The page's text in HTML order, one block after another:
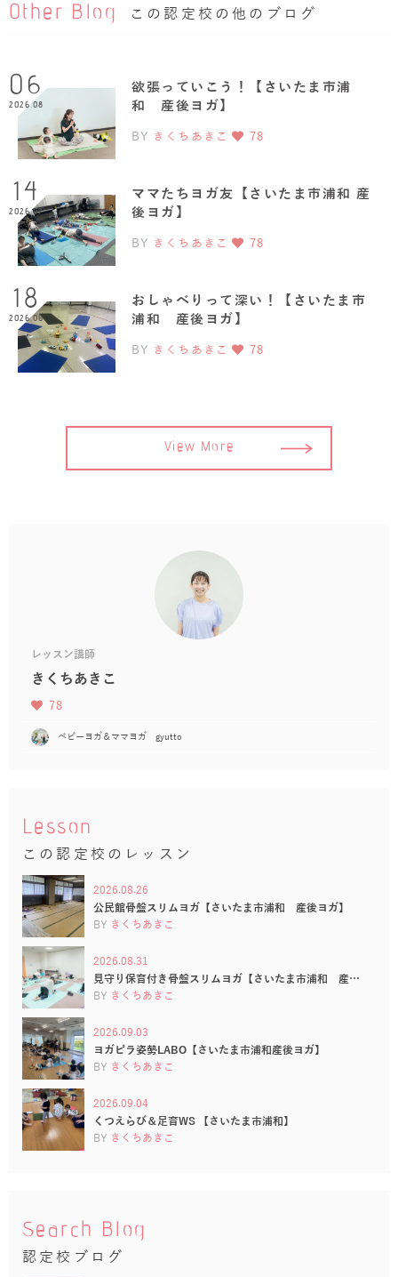
Other Blog この認定校の他のブログ
06
2026.08
欲張っていこう！【さいたま市浦
和 産後ヨガ】
BY きくちあきこ 78
14
2026.07
ママたちヨガ友【さいたま市浦和 産
後ヨガ】
BY きくちあきこ 78
18
2026.06
おしゃべりって深い！【さいたま市
浦和 産後ヨガ】
BY きくちあきこ 78
View More
レッスン講師
きくちあきこ
78
ベビーヨガ＆ママヨガ gyutto
Lesson
この認定校のレッスン
2026.08.26
公民館骨盤スリムヨガ【さいたま市浦和 産後ヨガ】
BY きくちあきこ
2026.08.31
見守り保育付き骨盤スリムヨガ【さいたま市浦和 産…
BY きくちあきこ
2026.09.03
ヨガピラ姿勢LABO【さいたま市浦和産後ヨガ】
BY きくちあきこ
2026.09.04
くつえらび＆足育WS 【さいたま市浦和】
BY きくちあきこ
Search Blog
認定校ブログ